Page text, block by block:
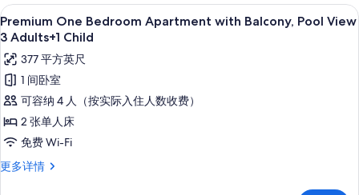
的
所
有
照
片
Balcony,
Pool
View
Adults
更
多
信
息
显
示
Premium
One
Bedroom
Apartment
with
Balcony,
Pool
高档床上用品、客房内保险箱、免费
8
Premium One Bedroom Apartment with Balcony, Pool View
3 Adults+1 Child
377 平方英尺
1 间卧室
可容纳 4 人（按实际入住人数收费）
2 张单人床
免费 Wi-Fi
更多详情
Premium